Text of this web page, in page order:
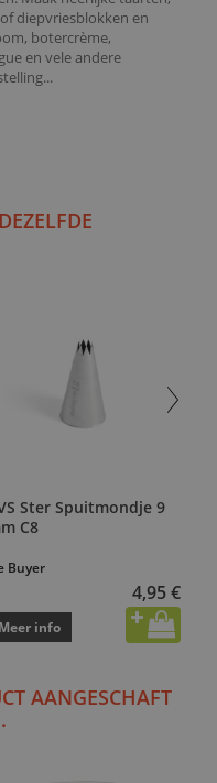
diepvriesblokken en
botercrème,
en vele andere
Ster Spuitmondje 9
C8
Buyer
4,95 €
Meer info
AANGESCHAFT